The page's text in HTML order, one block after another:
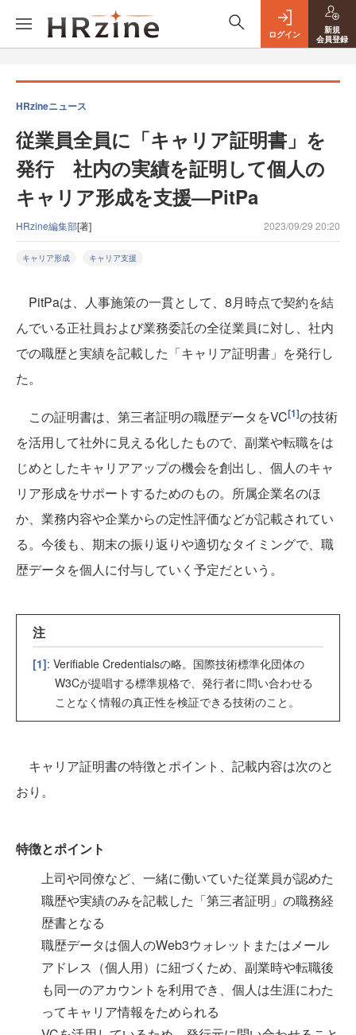
ログイン
新規
会員登録
HRzineニュース
従業員全員に「キャリア証明書」を
発行 社内の実績を証明して個人の
キャリア形成を支援—PitPa
HRzine編集部[著] 2023/09/29 20:20
キャリア形成 キャリア支援
PitPaは、人事施策の一貫として、8月時点で契約を結
んでいる正社員および業務委託の全従業員に対し、社内
での職歴と実績を記載した「キャリア証明書」を発行し
た。
この証明書は、第三者証明の職歴データをVC[1]の技術
を活用して社外に見える化したもので、副業や転職をは
じめとしたキャリアアップの機会を創出し、個人のキャ
リア形成をサポートするためのもの。所属企業名のほ
か、業務内容や企業からの定性評価などが記載されてい
る。今後も、期末の振り返りや適切なタイミングで、職
歴データを個人に付与していく予定だという。
注
[1]: Verifiable Credentialsの略。国際技術標準化団体の
W3Cが提唱する標準規格で、発行者に問い合わせる
ことなく情報の真正性を検証できる技術のこと。
キャリア証明書の特徴とポイント、記載内容は次のと
おり。
特徴とポイント
上司や同僚など、一緒に働いていた従業員が認めた
職歴や実績のみを記載した「第三者証明」の職務経
歴書となる
職歴データは個人のWeb3ウォレットまたはメール
アドレス（個人用）に紐づくため、副業時や転職後
も同一のアカウントを利用でき、個人は生涯にわた
ってキャリア情報をためられる